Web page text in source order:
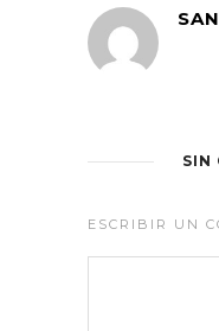
SIN
ESCRIBIR UN